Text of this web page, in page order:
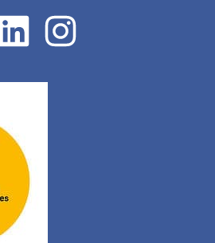
LinkedInInstagram